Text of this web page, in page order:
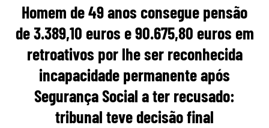
Homem de 49 anos consegue pensão
de 3.389,10 euros e 90.675,80 euros em
retroativos por lhe ser reconhecida
incapacidade permanente após
Segurança Social a ter recusado:
tribunal teve decisão final